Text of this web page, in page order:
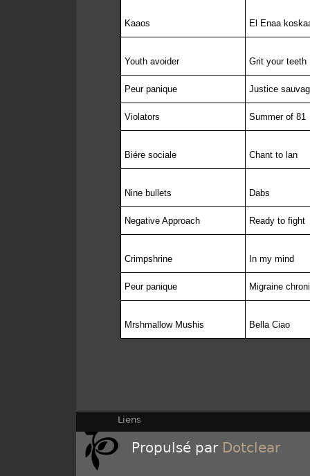
Kaaos El Enaa
Youth avoider Grit your teeth
Peur panique Justice
Violators Summer of 81
Biére sociale Chant to lan
Nine bullets Dabs
Negative Approach Ready to fight
Crimpshrine In my mind
Peur panique Migraine
Mrshmallow Mushis Bella Ciao
Liens
Propulsé par Dotclear